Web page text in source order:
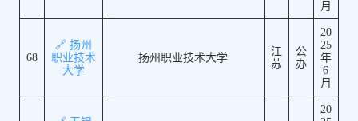
月
68
🔗 扬州
职业技术
大学
扬州职业技术大学
江
苏
公
办
20
25
年
6
月
20